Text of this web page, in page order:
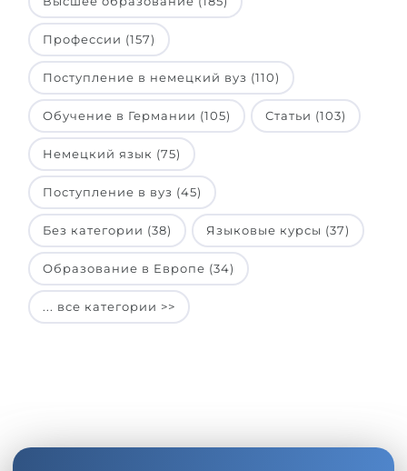
Профессии (157)
Поступление в немецкий вуз (110)
Обучение в Германии (105) Статьи (103)
Немецкий язык (75)
Поступление в вуз (45)
Без категории (38) Языковые курсы (37)
Образование в Европе (34)
... все категории >>